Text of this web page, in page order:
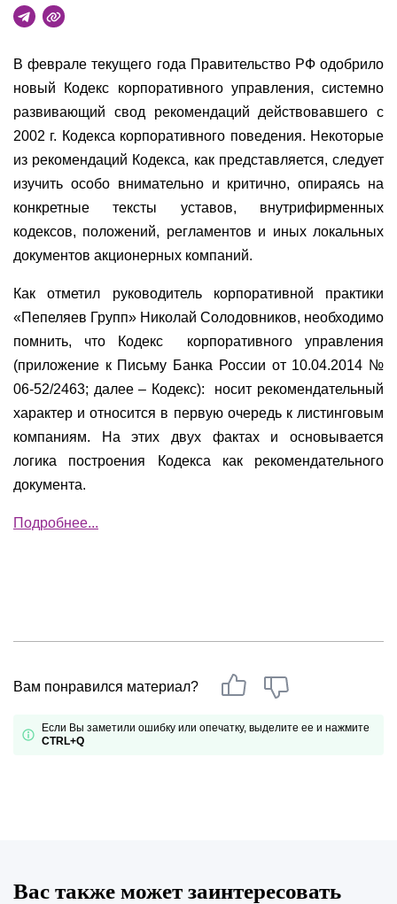
В феврале текущего года Правительство РФ одобрило
новый Кодекс корпоративного управления, системно
развивающий свод рекомендаций действовавшего с
2002 г. Кодекса корпоративного поведения. Некоторые
из рекомендаций Кодекса, как представляется, следует
изучить особо внимательно и критично, опираясь на
конкретные тексты уставов, внутрифирменных
кодексов, положений, регламентов и иных локальных
документов акционерных компаний.
Как отметил руководитель корпоративной практики
«Пепеляев Групп» Николай Солодовников, необходимо
помнить, что Кодекс
корпоративного управления
(приложение к Письму Банка России от 10.04.2014 №
06-52/2463; далее – Кодекс):
носит рекомендательный
характер и относится в первую очередь к листинговым
компаниям. На этих двух фактах и основывается
логика построения Кодекса как рекомендательного
документа.
Подробнее...
Вам понравился материал?
Если Вы заметили ошибку или опечатку, выделите ее и нажмите
CTRL+Q
Вас также может заинтересовать